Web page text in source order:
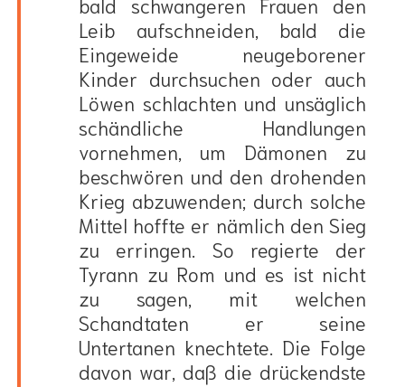
Leib aufschneiden, bald die
Eingeweide neugeborener
Kinder durchsuchen oder auch
Löwen schlachten und unsäglich
schändliche Handlungen
vornehmen, um Dämonen zu
beschwören und den drohenden
Krieg abzuwenden; durch solche
Mittel hoffte er nämlich den Sieg
zu erringen. So regierte der
Tyrann zu Rom und es ist nicht
zu sagen, mit welchen
Schandtaten er seine
Untertanen knechtete. Die Folge
davon war, daß die drückendste